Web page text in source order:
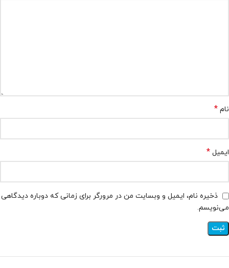
نام *
ایمیل *
ذخیره نام، ایمیل و وبسایت من در مرورگر برای زمانی که دوباره دیدگاهی
می‌نویسم.